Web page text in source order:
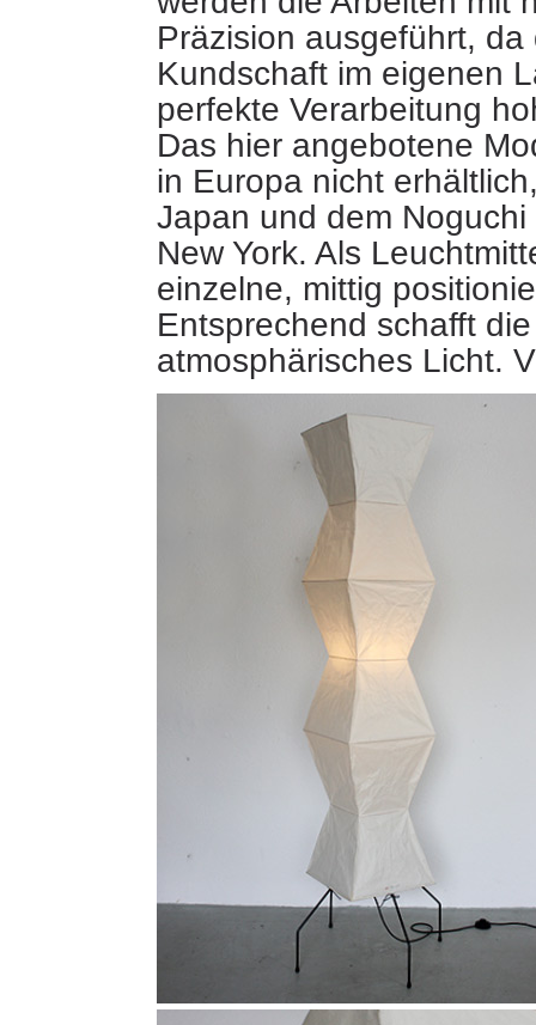
Präzision ausgeführt, da
Kundschaft im eigenen
perfekte Verarbeitung
Das hier angebotene
in Europa nicht
Japan und dem Noguchi
New York. Als
einzelne, mittig
Entsprechend schafft
atmosphärisches Licht.